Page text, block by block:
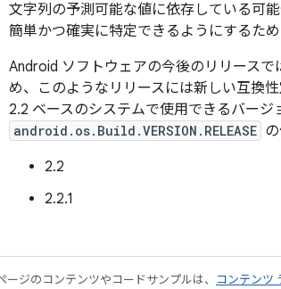
文字列の予測可能な値に依存している可
簡単かつ確実に特定できるようにするため
Android ソフトウェアの今後のリリース
め、このようなリリースには新しい互換
2.2 ベースのシステムで使用できるバー
android.os.Build.VERSION.RELEASE
2.2
2.2.1
ージのコンテンツやコードサンプルは、 コンテンツ